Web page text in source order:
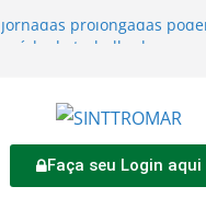
Jornadas prolongadas
corrige direitos de
Transcocamar
Faça seu Login aqui